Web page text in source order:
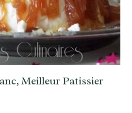
Meilleur Patissier